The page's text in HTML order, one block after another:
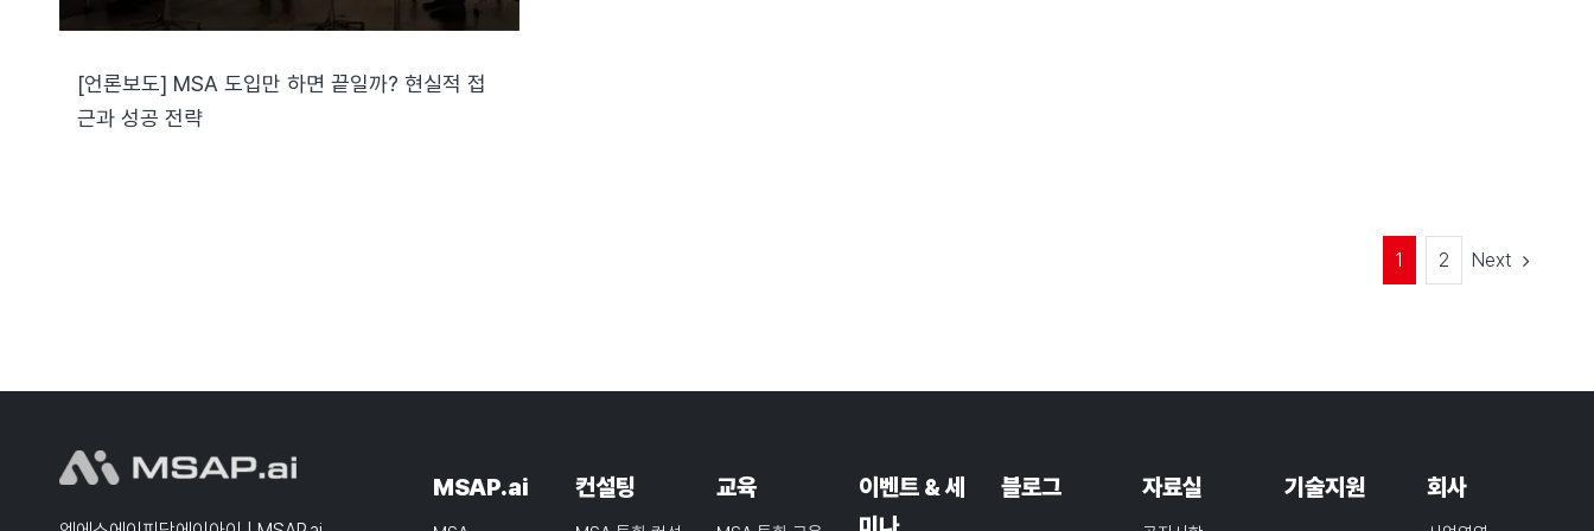
[언론보도] MSA 도입만 하면 끝일까? 현실적 접
근과 성공 전략
1 2 Next
MSAP.ai 컨설팅 교육
이벤트 & 세
블로그 자료실 기술지원 회사